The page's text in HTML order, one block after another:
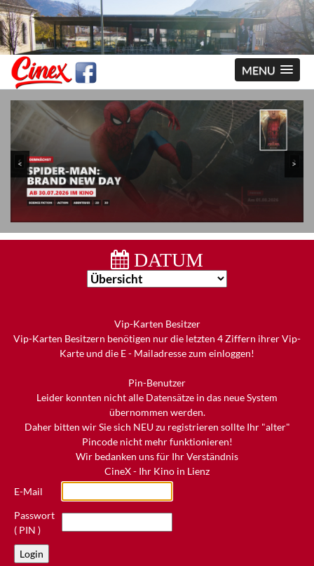
MENU
< >
DATUM
Vip-Karten Besitzer
Vip-Karten Besitzern benötigen nur die letzten 4 Ziffern ihrer Vip-
Karte und die E - Mailadresse zum einloggen!
Pin-Benutzer
Leider konnten nicht alle Datensätze in das neue System
übernommen werden.
Daher bitten wir Sie sich NEU zu registrieren sollte Ihr "alter"
Pincode nicht mehr funktionieren!
Wir bedanken uns für Ihr Verständnis
CineX - Ihr Kino in Lienz
E-Mail
Passwort
( PIN )